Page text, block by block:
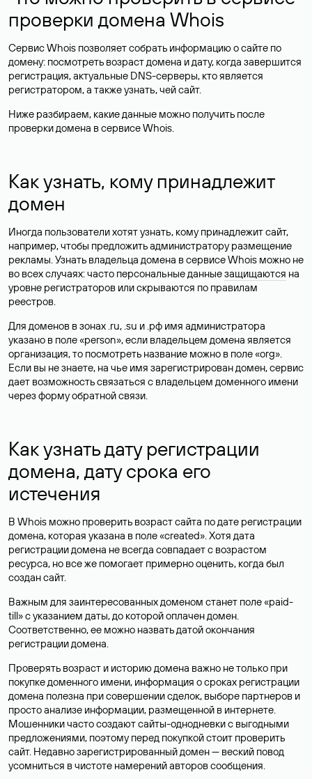
проверки домена Whois
Сервис Whois позволяет собрать информацию о сайте по
домену: посмотреть возраст домена и дату, когда завершится
регистрация, актуальные DNS-серверы, кто является
регистратором, а также узнать, чей сайт.
Ниже разбираем, какие данные можно получить после
проверки домена в сервисе Whois.
Как узнать, кому принадлежит
домен
Иногда пользователи хотят узнать, кому принадлежит сайт,
например, чтобы предложить администратору размещение
рекламы. Узнать владельца домена в сервисе Whois можно не
во всех случаях: часто персональные данныезащищаются на
уровне регистраторов или скрываются по правилам
реестров.
Для доменов в зонах .ru, .su и .рф имя администратора
указано в поле «person», если владельцем домена является
организация, то посмотреть название можно в поле «org».
Если вы не знаете, на чье имя зарегистрирован домен, сервис
дает возможность связаться с владельцем доменного имени
через форму обратной связи.
Как узнать дату регистрации
домена, дату срока его
истечения
В Whois можно проверить возраст сайта по дате регистрации
домена, которая указана в поле «created». Хотя дата
регистрации домена не всегда совпадает с возрастом
ресурса, но все же помогает примерно оценить, когда был
создан сайт.
Важным для заинтересованных доменом станет поле «paid-
till» с указанием даты, до которой оплачен домен.
Соответственно, ее можно назвать датой окончания
регистрации домена.
Проверять возраст и историю домена важно не только при
покупке доменного имени, информация о сроках регистрации
домена полезна при совершении сделок, выборе партнеров и
просто анализе информации, размещенной в интернете.
Мошенники часто создают сайты-однодневки с выгодными
предложениями, поэтому перед покупкой стоит проверить
сайт. Недавно зарегистрированный домен — веский повод
усомниться в чистоте намерений авторов сообщения.